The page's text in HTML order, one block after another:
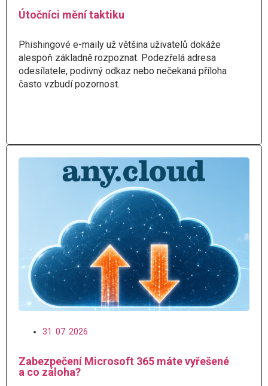
Útočníci mění taktiku
Phishingové e-maily už většina uživatelů dokáže
alespoň základně rozpoznat. Podezřelá adresa
odesílatele, podivný odkaz nebo nečekaná příloha
často vzbudí pozornost.
31. 07. 2026
Zabezpečení Microsoft 365 máte vyřešené
a co záloha?